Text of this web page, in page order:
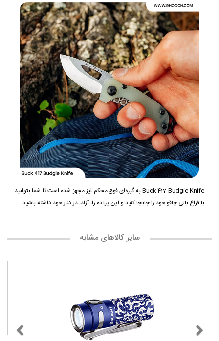
Buck 417 Budgie Knife به گیره‌ای فوق محکم نیز مجهز شده است تا شما بتوانید
با فراغ بالی چاقو خود را جابجا کنید و این پرنده را، آزاد، در کنار خود داشته باشید.
سایر کالاهای مشابه